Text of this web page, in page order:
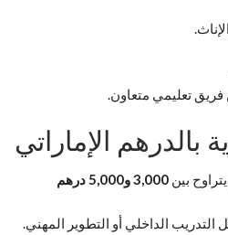
تعليمي متعاون.
بالدرهم الإماراتي
بين
3,000 و5,000 درهم
التدريب الداخلي أو التطوير المهني.